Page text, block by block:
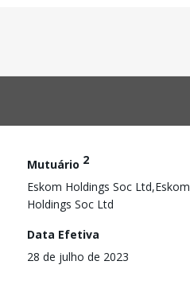
Mutuário 2
Eskom Holdings Soc Ltd,Eskom
Holdings Soc Ltd
Data Efetiva
28 de julho de 2023